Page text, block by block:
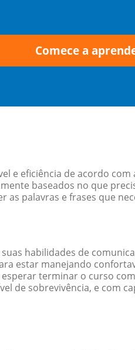
Comece a
e eficiência de acordo com
baseados no que
as palavras e frases que
habilidades de
estar manejando
terminar o curso
de sobrevivência, e com